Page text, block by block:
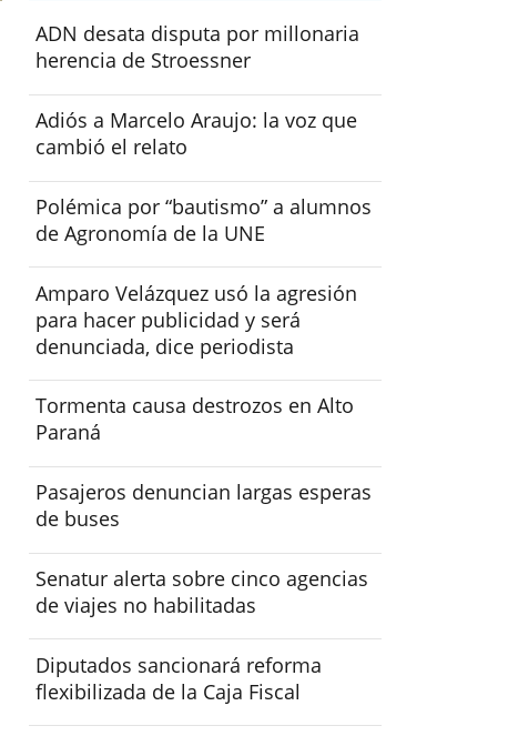
ADN desata disputa por millonaria
herencia de Stroessner
Adiós a Marcelo Araujo: la voz que
cambió el relato
Polémica por “bautismo” a alumnos
de Agronomía de la UNE
Amparo Velázquez usó la agresión
para hacer publicidad y será
denunciada, dice periodista
Tormenta causa destrozos en Alto
Paraná
Pasajeros denuncian largas esperas
de buses
Senatur alerta sobre cinco agencias
de viajes no habilitadas
Diputados sancionará reforma
flexibilizada de la Caja Fiscal